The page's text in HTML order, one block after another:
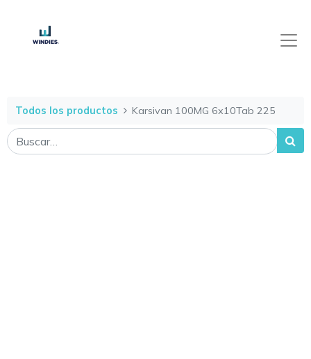
Todos los productos Karsivan 100MG 6x10Tab 225